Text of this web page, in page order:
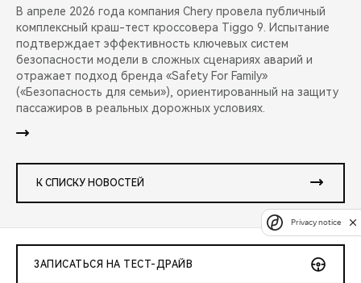
В апреле 2026 года компания Chery провела публичный
комплексный краш-тест кроссовера Tiggo 9. Испытание
подтверждает эффективность ключевых систем
безопасности модели в сложных сценариях аварий и
отражает подход бренда «Safety For Family»
(«Безопасность для семьи»), ориентированный на защиту
пассажиров в реальных дорожных условиях.
К СПИСКУ НОВОСТЕЙ
ЗАПИСАТЬСЯ НА ТЕСТ-ДРАЙВ
Privacy notice